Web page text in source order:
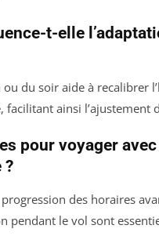
t-elle
du soir aide à recalibrer
ainsi l’ajustement
pour voyager
?
des horaires
pendant le vol sont